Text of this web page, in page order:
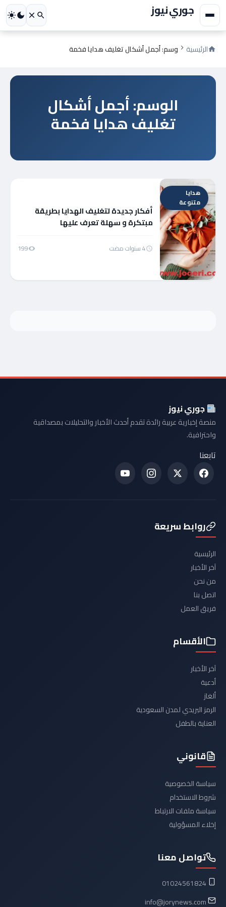
جوري نيوز
الرئيسية وسم: أجمل أشكال تغليف هدايا فخمة
الوسم: أجمل أشكال
تغليف هدايا فخمة
هدايا
متنوعة
أفكار جديدة لتغليف الهدايا بطريقة
مبتكرة و سهلة تعرف عليها
4 سنوات مضت 199
جوري نيوز
منصة إخبارية عربية رائدة تقدم أحدث الأخبار والتحليلات بمصداقية
واحترافية.
تابعنا
روابط سريعة
الرئيسية
آخر الأخبار
من نحن
اتصل بنا
فريق العمل
الأقسام
آخر الأخبار
أدعية
ألغاز
الرمز البريدي لمدن السعودية
العناية بالطفل
قانوني
سياسة الخصوصية
شروط الاستخدام
سياسة ملفات الارتباط
إخلاء المسؤولية
تواصل معنا
01024561824
info@jorynews.com